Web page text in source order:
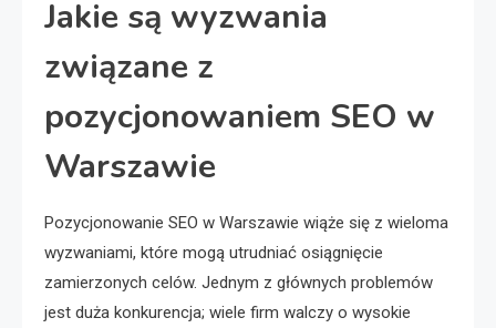
Jakie są wyzwania
związane z
pozycjonowaniem SEO w
Warszawie
Pozycjonowanie SEO w Warszawie wiąże się z wieloma
wyzwaniami, które mogą utrudniać osiągnięcie
zamierzonych celów. Jednym z głównych problemów
jest duża konkurencja; wiele firm walczy o wysokie